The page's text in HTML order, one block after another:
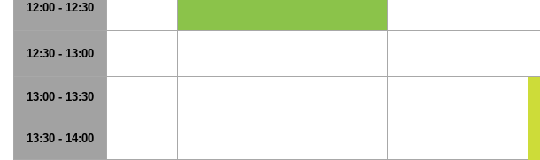
12:00 - 12:30
12:30 - 13:00
13:00 - 13:30
13:30 - 14:00